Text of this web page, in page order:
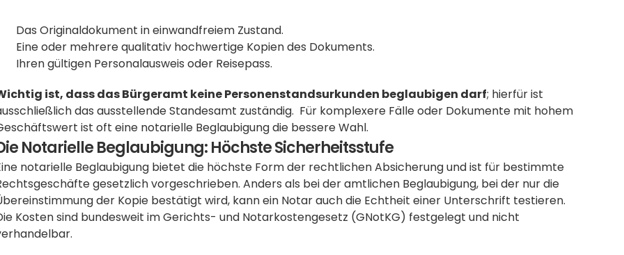
Das Originaldokument in einwandfreiem Zustand.
Eine oder mehrere qualitativ hochwertige Kopien des Dokuments.
Ihren gültigen Personalausweis oder Reisepass.
ist, dass das Bürgeramt keine Personenstandsurkunden beglaubigen darf; hierfür ist
das ausstellende Standesamt zuständig.  Für komplexere Fälle oder Dokumente mit hohem
ist oft eine notarielle Beglaubigung die bessere Wahl.
Notarielle Beglaubigung: Höchste Sicherheitsstufe
notarielle Beglaubigung bietet die höchste Form der rechtlichen Absicherung und ist für bestimmte
gesetzlich vorgeschrieben. Anders als bei der amtlichen Beglaubigung, bei der nur die
der Kopie bestätigt wird, kann ein Notar auch die Echtheit einer Unterschrift testieren.
Kosten sind bundesweit im Gerichts- und Notarkostengesetz (GNotKG) festgelegt und nicht